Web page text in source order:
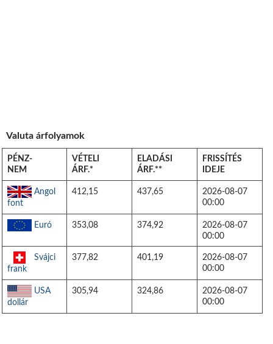
Valuta árfolyamok
PÉNZ-
NEM
VÉTELI
ÁRF.*
ELADÁSI
ÁRF.**
FRISSÍTÉS
IDEJE
Angol
font
412,15 437,65
2026-08-07
00:00
Euró 353,08 374,92
2026-08-07
00:00
Svájci
frank
377,82 401,19
2026-08-07
00:00
USA
dollár
305,94 324,86
2026-08-07
00:00